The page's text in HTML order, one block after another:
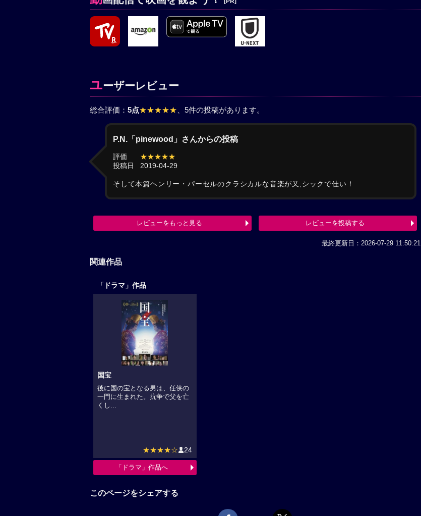
ユーザーレビュー
総合評価： 5点★★★★★ 、5件の投稿があります。
P.N.「pinewood」さんからの投稿
評価
★★★★★
投稿日
2019-04-29
そして本篇ヘンリー・パーセルのクラシカルな音楽が又,シックで佳い！
レビューをもっと見る レビューを投稿する
最終更新日：2026-07-29 11:50:21
関連作品
「ドラマ」作品
国宝
後に国の宝となる男は、任侠の
一門に生まれた。抗争で父を亡
くし...
★★★★☆ 24
「ドラマ」作品へ
このページをシェアする